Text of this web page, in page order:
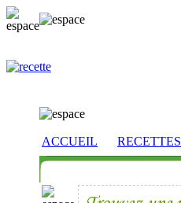
ACCUEIL RECETTES